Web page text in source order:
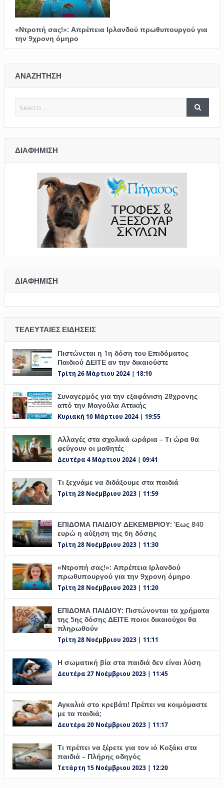
«Ντροπή σας!»: Απρέπεια Ιρλανδού πρωθυπουργού για
την 9χρονη όμηρο
ΑΝΑΖΗΤΗΣΗ
ΔΙΑΦΉΜΙΣΗ
ΔΙΑΦΉΜΙΣΗ
ΤΕΛΕΥΤΑΊΕΣ ΕΙΔΉΣΕΙΣ
Πιστώνεται η 1η δόση του Επιδόματος
Παιδιού ΔΕΙΤΕ αν την δικαιούστε
Τρίτη 26 Μάρτιου 2024 | 18:10
Συναγερμός για την εξαφάνιση 28χρονης
από την Μαγούλα Αττικής
Κυριακή 10 Μάρτιου 2024 | 19:55
Αλλαγές στα σχολικά ωράρια – Τι ώρα θα
φεύγουν οι μαθητές
Δευτέρα 4 Μάρτιου 2024 | 09:41
Τι ξεχνάμε να διδάξουμε στα παιδιά
Τρίτη 28 Νοέμβριου 2023 | 11:59
ΕΠΙΔΟΜΑ ΠΑΙΔΙΟΥ ΔΕΚΕΜΒΡΙΟΥ: Έως 840
ευρώ η αύξηση της 6η δόσης
Τρίτη 28 Νοέμβριου 2023 | 11:30
«Ντροπή σας!»: Απρέπεια Ιρλανδού
πρωθυπουργού για την 9χρονη όμηρο
Τρίτη 28 Νοέμβριου 2023 | 11:20
ΕΠΙΔΟΜΑ ΠΑΙΔΙΟΥ: Πιστώνονται τα χρήματα
της 5ης δόσης ΔΕΙΤΕ ποιοι δικαιούχοι θα
πληρωθούν
Τρίτη 28 Νοέμβριου 2023 | 11:11
Η σωματική βία στα παιδιά δεν είναι λύση
Δευτέρα 27 Νοέμβριου 2023 | 11:45
Αγκαλιά στο κρεβάτι! Πρέπει να κοιμόμαστε
με τα παιδιά;
Δευτέρα 20 Νοέμβριου 2023 | 11:17
Τι πρέπει να ξέρετε για τον ιό Κοξάκι στα
παιδιά – Πλήρης οδηγός
Τετάρτη 15 Νοέμβριου 2023 | 12:20